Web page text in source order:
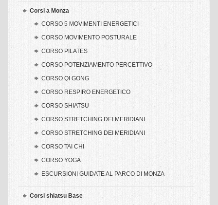
ARTI MARZIALI
Fitness e Wellness
QI GONG
Qi Gong Corsi
Tai Chi Presentazioni
Tai Chi Insegnante
Corsi a Monza
CORSO 5 MOVIMENTI ENERGETICI
CORSO MOVIMENTO POSTURALE
CORSO PILATES
CORSO POTENZIAMENTO PERCETTIVO
CORSO QI GONG
CORSO RESPIRO ENERGETICO
CORSO SHIATSU
CORSO STRETCHING DEI MERIDIANI
CORSO STRETCHING DEI MERIDIANI
CORSO TAI CHI
CORSO YOGA
ESCURSIONI GUIDATE AL PARCO DI MONZA
Corsi shiatsu Base